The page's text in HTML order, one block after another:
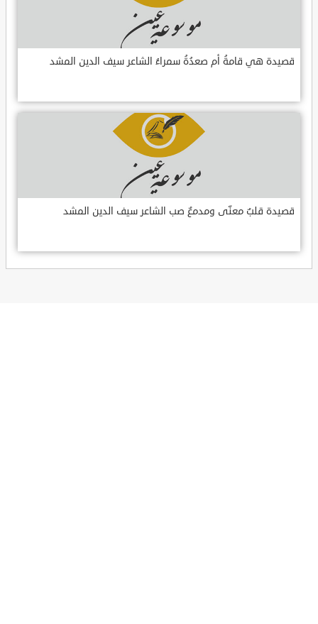
قصيدة هي قامةُ أم صعدُةُ سمراءُ الشاعر سيف الدين المشد
قصيدة قلبٌ معنّى ومدمعٌ صب الشاعر سيف الدين المشد